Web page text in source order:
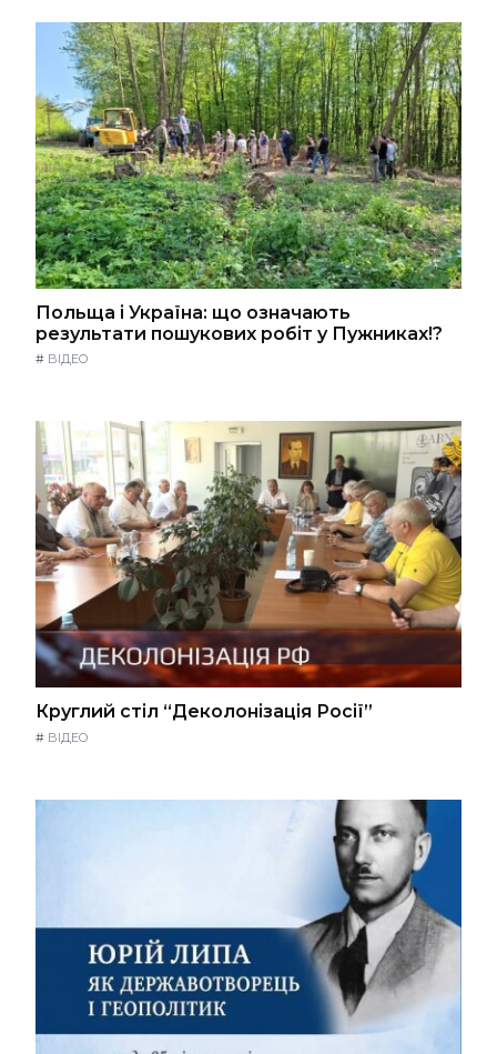
Польща і Україна: що означають
результати пошукових робіт у Пужниках!?
# ВІДЕО
Круглий стіл “Деколонізація Росії”
# ВІДЕО